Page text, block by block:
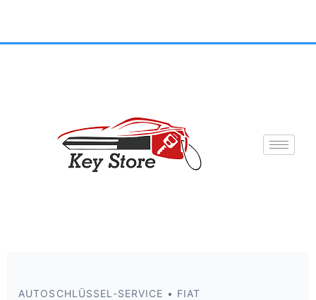
AUTOSCHLÜSSEL-SERVICE • FIAT